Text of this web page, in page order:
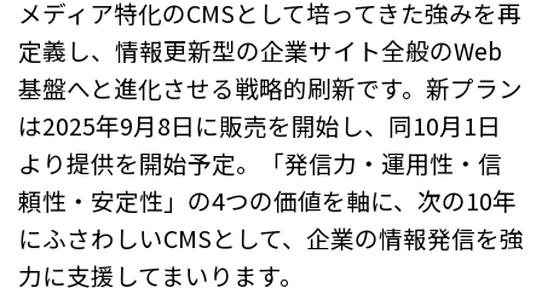
メディア特化のCMSとして培ってきた強みを再
定義し、情報更新型の企業サイト全般のWeb
基盤へと進化させる戦略的刷新です。新プラン
は2025年9月8日に販売を開始し、同10月1日
より提供を開始予定。「発信力・運用性・信
頼性・安定性」の4つの価値を軸に、次の10年
にふさわしいCMSとして、企業の情報発信を強
力に支援してまいります。